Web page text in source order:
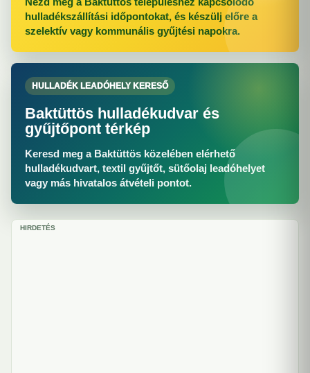
hulladékszállítási időpontokat, és készülj előre a
szelektív vagy kommunális gyűjtési napokra.
HULLADÉK LEADÓHELY KERESŐ
Baktüttös hulladékudvar és
gyűjtőpont térkép
Keresd meg a Baktüttös közelében elérhető
hulladékudvart, textil gyűjtőt, sütőolaj leadóhelyet
vagy más hivatalos átvételi pontot.
HIRDETÉS